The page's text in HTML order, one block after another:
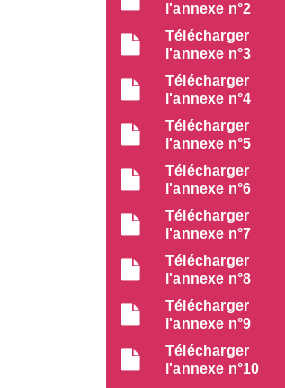
l'annexe n°2
Télécharger
l'annexe n°3
Télécharger
l'annexe n°4
Télécharger
l'annexe n°5
Télécharger
l'annexe n°6
Télécharger
l'annexe n°7
Télécharger
l'annexe n°8
Télécharger
l'annexe n°9
Télécharger
l'annexe n°10